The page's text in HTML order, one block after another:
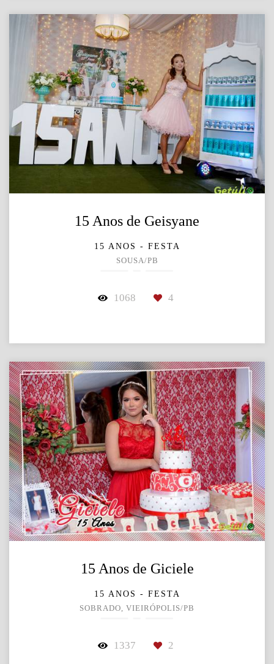
15 Anos de Geisyane
15 ANOS - FESTA
SOUSA/PB
1068 4
15 Anos de Giciele
15 ANOS - FESTA
SOBRADO, VIEIRÓPOLIS/PB
1337 2